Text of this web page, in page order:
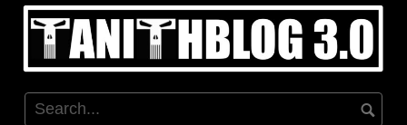
Skip
content